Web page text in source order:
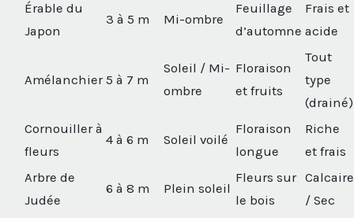
Érable du
Japon
3 à 5 m Mi-ombre
Feuillage
d’automne
Frais et
acide
Amélanchier 5 à 7 m
Soleil / Mi-
ombre
Floraison
et fruits
Tout
type
(drainé)
Cornouiller à
fleurs
4 à 6 m Soleil voilé
Floraison
longue
Riche
et frais
Arbre de
Judée
6 à 8 m Plein soleil
Fleurs sur
le bois
Calcaire
/ Sec